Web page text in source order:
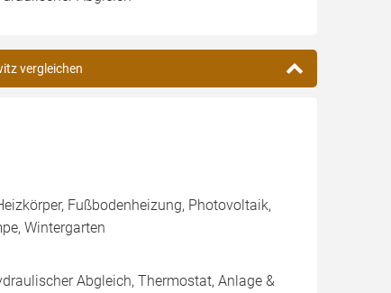
vergleichen
Fußbodenheizung, Photovoltaik,
Wintergarten
Abgleich, Thermostat, Anlage &